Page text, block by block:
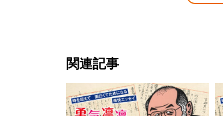
関連記事